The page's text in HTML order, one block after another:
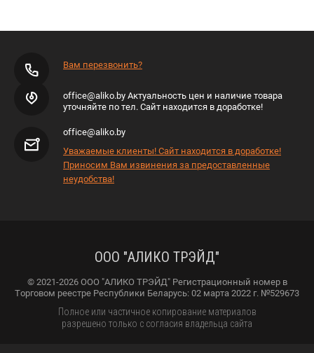
Вам перезвонить?
office@aliko.by Актуальность цен и наличие товара
уточняйте по тел. Сайт находится в доработке!
office@aliko.by
Уважаемые клиенты! Сайт находится в доработке!
Приносим Вам извинения за предоставленные
неудобства!
ООО "АЛИКО ТРЭЙД"
© 2021-2026 ООО "АЛИКО ТРЭЙД" Регистрационный номер в
Торговом реестре Республики Беларусь: 02 марта 2022 г. №529673
Полное или частичное копирование материалов
разрешено только с согласия владельца сайта